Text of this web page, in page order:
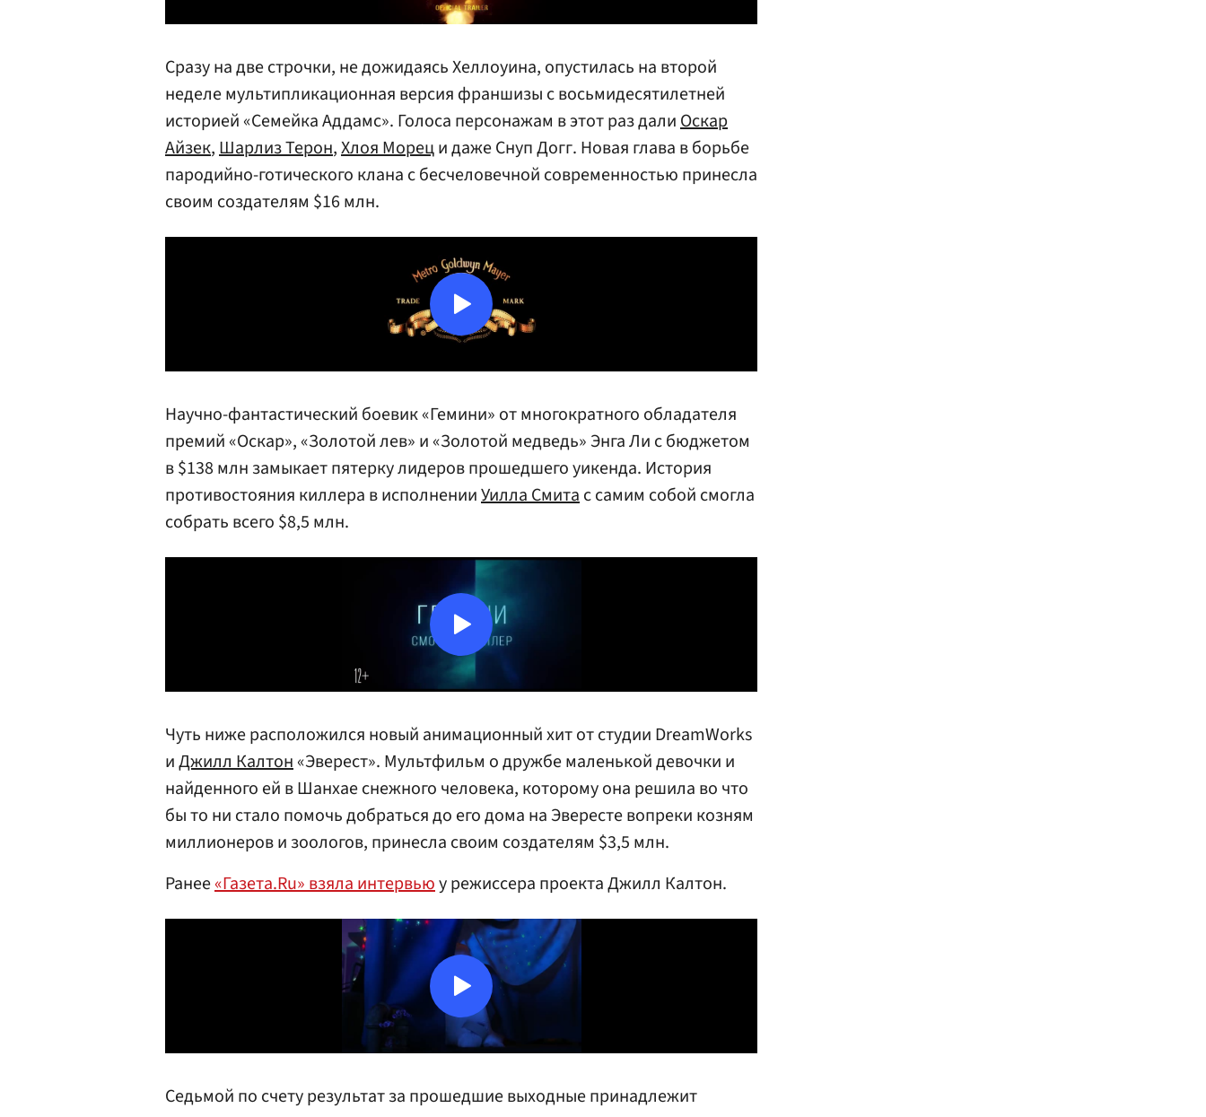
Сразу на две строчки, не дожидаясь Хеллоуина, опустилась на второй
неделе мультипликационная версия франшизы с восьмидесятилетней
историей «Семейка Аддамс». Голоса персонажам в этот раз далиОскар
Айзек,Шарлиз Терон,Хлоя Мореци даже Снуп Догг. Новая глава в борьбе
пародийно-готического клана с бесчеловечной современностью принесла
своим создателям $16 млн.
Научно-фантастический боевик «Гемини» от многократного обладателя
премий «Оскар», «Золотой лев» и «Золотой медведь» Энга Ли с бюджетом
в $138 млн замыкает пятерку лидеров прошедшего уикенда. История
противостояния киллера в исполненииУилла Смитас самим собой смогла
собрать всего $8,5 млн.
Чуть ниже расположился новый анимационный хит от студии DreamWorks
иДжилл Калтон«Эверест». Мультфильм о дружбе маленькой девочки и
найденного ей в Шанхае снежного человека, которому она решила во что
бы то ни стало помочь добраться до его дома на Эвересте вопреки козням
миллионеров и зоологов, принесла своим создателям $3,5 млн.
Ранее«Газета.Ru» взяла интервьюу режиссера проекта Джилл Калтон.
Седьмой по счету результат за прошедшие выходные принадлежит